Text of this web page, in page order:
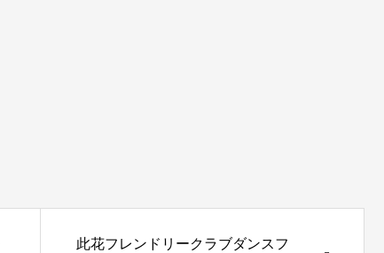
此花フレンドリークラブダンスフ